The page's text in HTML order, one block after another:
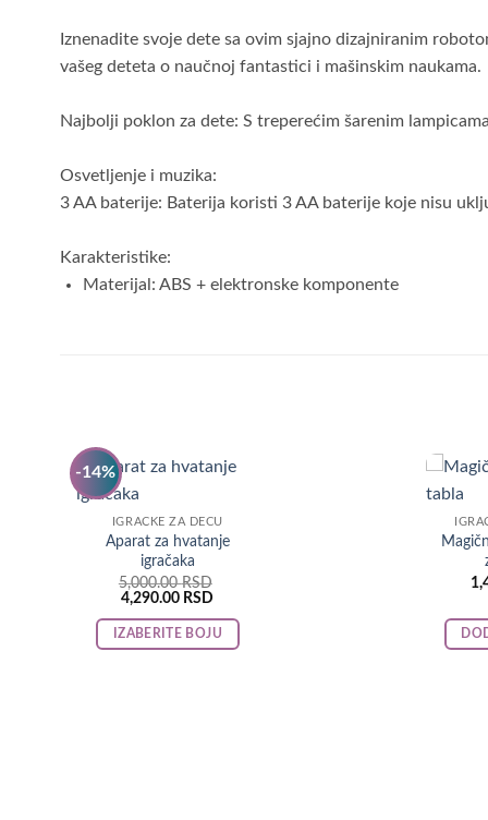
Iznenadite svoje dete sa ovim sjajno dizajniranim
vašeg deteta o naučnoj fantastici i mašinskim naukama.
Najbolji poklon za dete: S treperećim šarenim
Osvetljenje i muzika:
3 AA baterije: Baterija koristi 3 AA baterije koje nisu
Karakteristike:
Materijal: ABS + elektronske komponente
-14%
IGRAČKE ZA DECU
Aparat za hvatanje
igračaka
5,000.00RSD
Original
was:
5,000.00 RSD.
4,290.00 RSD
is:
4,290.00 RSD.
IZABERITE BOJU